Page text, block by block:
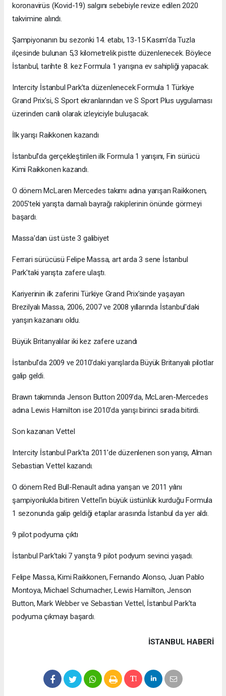
koronavirüs (Kovid-19) salgını sebebiyle revize edilen 2020
takvimine alındı.
Şampiyonanın bu sezonki 14. etabı, 13-15 Kasım'da Tuzla
ilçesinde bulunan 5,3 kilometrelik pistte düzenlenecek. Böylece
İstanbul, tarihte 8. kez Formula 1 yarışına ev sahipliği yapacak.
Intercity İstanbul Park’ta düzenlenecek Formula 1 Türkiye
Grand Prix'si, S Sport ekranlarından ve S Sport Plus uygulaması
üzerinden canlı olarak izleyiciyle buluşacak.
İlk yarışı Raikkonen kazandı
İstanbul'da gerçekleştirilen ilk Formula 1 yarışını, Fin sürücü
Kimi Raikkonen kazandı.
O dönem McLaren Mercedes takımı adına yarışan Raikkonen,
2005'teki yarışta damalı bayrağı rakiplerinin önünde görmeyi
başardı.
Massa'dan üst üste 3 galibiyet
Ferrari sürücüsü Felipe Massa, art arda 3 sene İstanbul
Park'taki yarışta zafere ulaştı.
Kariyerinin ilk zaferini Türkiye Grand Prix'sinde yaşayan
Brezilyalı Massa, 2006, 2007 ve 2008 yıllarında İstanbul'daki
yarışın kazananı oldu.
Büyük Britanyalılar iki kez zafere uzandı
İstanbul'da 2009 ve 2010'daki yarışlarda Büyük Britanyalı pilotlar
galip geldi.
Brawn takımında Jenson Button 2009'da, McLaren-Mercedes
adına Lewis Hamilton ise 2010'da yarışı birinci sırada bitirdi.
Son kazanan Vettel
Intercity İstanbul Park'ta 2011'de düzenlenen son yarışı, Alman
Sebastian Vettel kazandı.
O dönem Red Bull-Renault adına yarışan ve 2011 yılını
şampiyonlukla bitiren Vettel'in büyük üstünlük kurduğu Formula
1 sezonunda galip geldiği etaplar arasında İstanbul da yer aldı.
9 pilot podyuma çıktı
İstanbul Park'taki 7 yarışta 9 pilot podyum sevinci yaşadı.
Felipe Massa, Kimi Raikkonen, Fernando Alonso, Juan Pablo
Montoya, Michael Schumacher, Lewis Hamilton, Jenson
Button, Mark Webber ve Sebastian Vettel, İstanbul Park'ta
podyuma çıkmayı başardı.
İSTANBUL HABERİ